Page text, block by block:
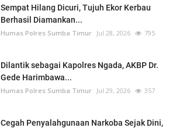
Sempat Hilang Dicuri, Tujuh Ekor Kerbau
Berhasil Diamankan...
Humas Polres Sumba Timur Jul 28, 2026 795
Dilantik sebagai Kapolres Ngada, AKBP Dr.
Gede Harimbawa...
Humas Polres Sumba Timur Jul 29, 2026 357
Cegah Penyalahgunaan Narkoba Sejak Dini,